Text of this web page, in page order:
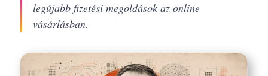
legújabb fizetési megoldások az online
vásárlásban.